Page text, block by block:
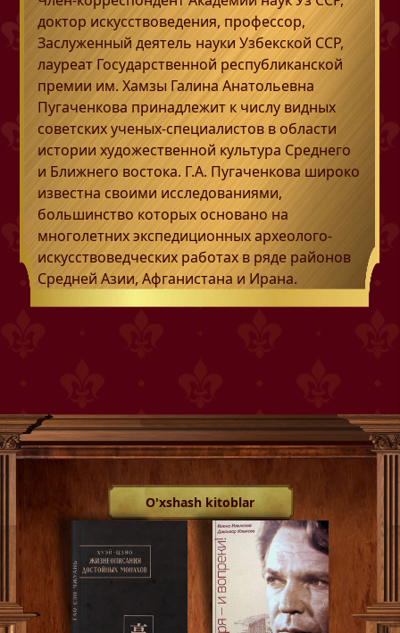
доктор искусствоведения, профессор,
Заслуженный деятель науки Узбекской ССР,
лауреат Государственной республиканской
премии им. Хамзы Галина Анатольевна
Пугаченкова принадлежит к числу видных
советских ученых-специалистов в области
истории художественной культура Среднего
и Ближнего востока. Г.А. Пугаченкова широко
известна своими исследованиями,
большинство которых основано на
многолетних экспедиционных археолого-
искусствоведческих работах в ряде районов
Средней Азии, Афганистана и Ирана.
O'xshash kitoblar